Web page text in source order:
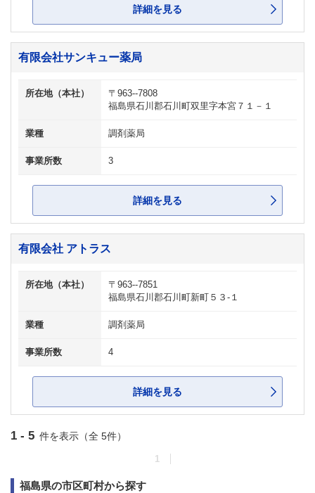
詳細を見る
有限会社サンキュー薬局
所在地（本社）
〒963--7808
福島県石川郡石川町双里字本宮７１－１
業種 調剤薬局
事業所数 3
詳細を見る
有限会社 アトラス
所在地（本社）
〒963--7851
福島県石川郡石川町新町５３-１
業種 調剤薬局
事業所数 4
詳細を見る
1 - 5 件を表示（全 5件）
1
福島県の市区町村から探す